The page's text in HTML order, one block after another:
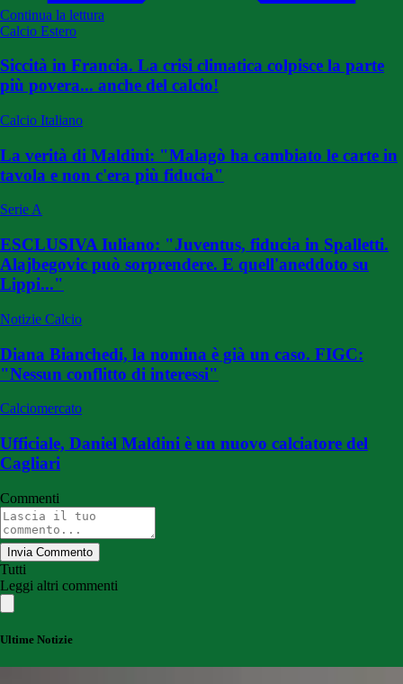
Continua la lettura
Calcio Estero
Siccità in Francia. La crisi climatica colpisce la parte
più povera... anche del calcio!
Calcio Italiano
La verità di Maldini: "Malagò ha cambiato le carte in
tavola e non c'era più fiducia"
Serie A
ESCLUSIVA Iuliano: "Juventus, fiducia in Spalletti.
Alajbegovic può sorprendere. E quell'aneddoto su
Lippi..."
Notizie Calcio
Diana Bianchedi, la nomina è già un caso. FIGC:
"Nessun conflitto di interessi"
Calciomercato
Ufficiale, Daniel Maldini è un nuovo calciatore del
Cagliari
Commenti
Invia Commento
Tutti
Leggi altri commenti
Ultime Notizie